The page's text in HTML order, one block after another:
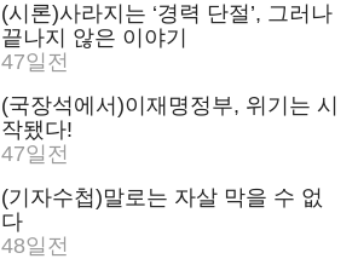
(시론)사라지는 ‘경력 단절’, 그러나
끝나지 않은 이야기
47일전
(국장석에서)이재명정부, 위기는 시
작됐다!
47일전
(기자수첩)말로는 자살 막을 수 없
다
48일전